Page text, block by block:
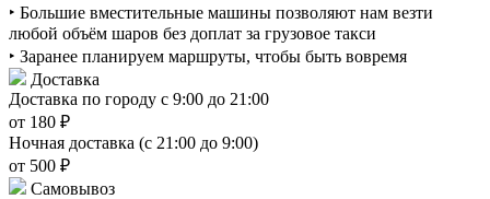
‣ Большие вместительные машины позволяют нам везти
любой объём шаров без доплат за грузовое такси
‣ Заранее планируем маршруты, чтобы быть вовремя
Доставка
Доставка по городу с 9:00 до 21:00
от 180 ₽
Ночная доставка (с 21:00 до 9:00)
от 500 ₽
Самовывоз